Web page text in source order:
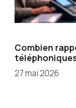
Combien
27 mai 2026